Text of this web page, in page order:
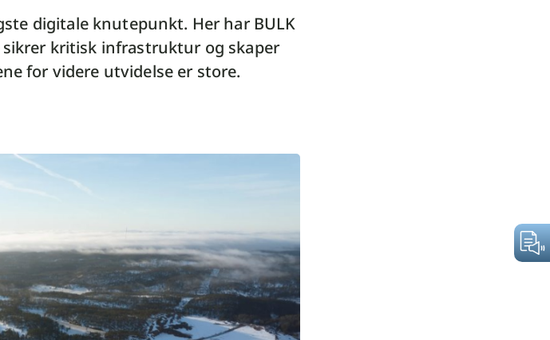
digitale knutepunkt. Her har BULK
kritisk infrastruktur og skaper
for videre utvidelse er store.